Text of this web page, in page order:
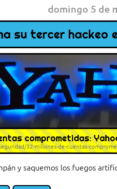
domingo 5 de
su tercer hackeo
comprometidas:
32-millones-de-cuentas-
y saquemos los fuegos